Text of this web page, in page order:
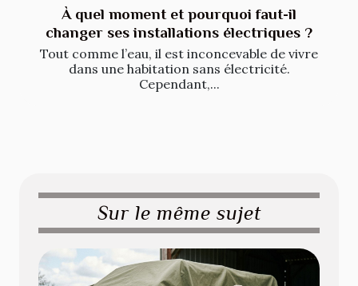
À quel moment et pourquoi faut-il
changer ses installations électriques ?
Tout comme l’eau, il est inconcevable de vivre
dans une habitation sans électricité.
Cependant,...
Sur le même sujet